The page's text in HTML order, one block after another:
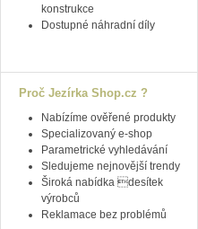
konstrukce
Dostupné náhradní díly
Proč Jezírka Shop.cz ?
Nabízíme ověřené produkty
Specializovaný e-shop
Parametrické vyhledávání
Sledujeme nejnovější trendy
Široká nabídka desítek
výrobců
Reklamace bez problémů